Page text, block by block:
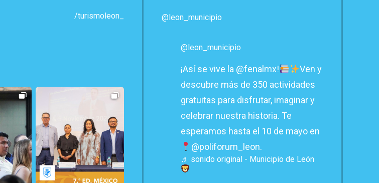
/turismoleon_ @leon_municipio
@leon_municipio
¡Así se vive la @fenalmx!
Ven y
descubre más de 350 actividades
gratuitas para disfrutar, imaginar y
celebrar nuestra historia. Te
esperamos hasta el 10 de mayo en
@poliforum_leon.
♬ sonido original - Municipio de León